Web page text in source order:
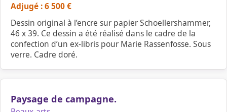
Adjugé : 6 500 €
Dessin original à l’encre sur papier Schoellershammer,
46 x 39. Ce dessin a été réalisé dans le cadre de la
confection d’un ex-libris pour Marie Rassenfosse. Sous
verre. Cadre doré.
Paysage de campagne.